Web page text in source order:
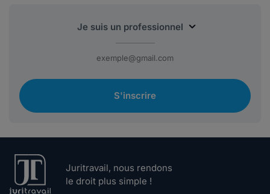
S'inscrire
Juritravail, nous rendons
le droit plus simple !